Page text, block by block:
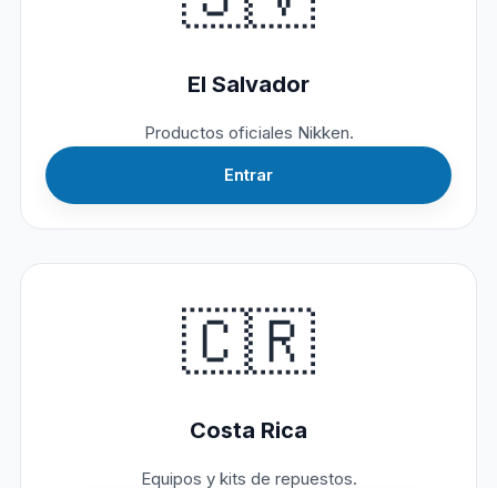
El Salvador
Productos oficiales Nikken.
Entrar
🇨🇷
Costa Rica
Equipos y kits de repuestos.